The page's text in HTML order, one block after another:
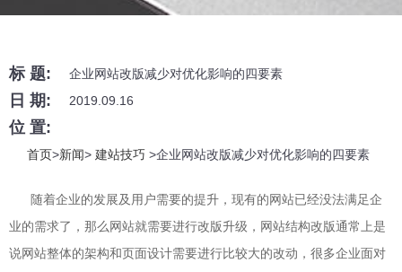
标 题: 企业网站改版减少对优化影响的四要素
日 期: 2019.09.16
位 置:
首页>新闻> 建站技巧 >企业网站改版减少对优化影响的四要素
随着企业的发展及用户需要的提升，现有的网站已经没法满足企
业的需求了，那么网站就需要进行改版升级，网站结构改版通常上是
说网站整体的架构和页面设计需要进行比较大的改动，很多企业面对